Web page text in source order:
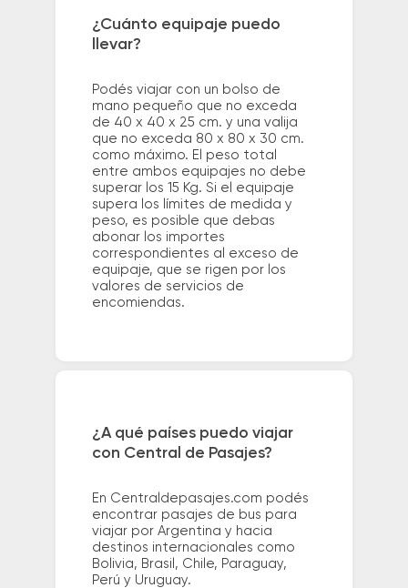
¿Cuánto equipaje puedo
llevar?
Podés viajar con un bolso de
mano pequeño que no exceda
de 40 x 40 x 25 cm. y una valija
que no exceda 80 x 80 x 30 cm.
como máximo. El peso total
entre ambos equipajes no debe
superar los 15 Kg. Si el equipaje
supera los límites de medida y
peso, es posible que debas
abonar los importes
correspondientes al exceso de
equipaje, que se rigen por los
valores de servicios de
encomiendas.
¿A qué países puedo viajar
con Central de Pasajes?
En Centraldepasajes.com podés
encontrar pasajes de bus para
viajar por Argentina y hacia
destinos internacionales como
Bolivia, Brasil, Chile, Paraguay,
Perú y Uruguay.